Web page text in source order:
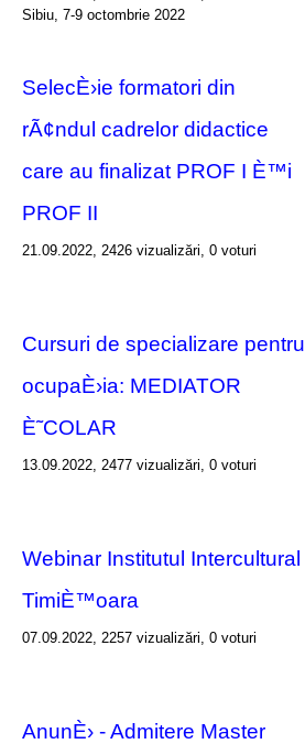
Sibiu, 7-9 octombrie 2022
SelecÈ›ie formatori din
rÃ¢ndul cadrelor didactice
care au finalizat PROF I È™i
PROF II
21.09.2022, 2426 vizualizări, 0 voturi
Cursuri de specializare pentru
ocupaÈ›ia: MEDIATOR
È˜COLAR
13.09.2022, 2477 vizualizări, 0 voturi
Webinar Institutul Intercultural
TimiÈ™oara
07.09.2022, 2257 vizualizări, 0 voturi
AnunÈ› - Admitere Master